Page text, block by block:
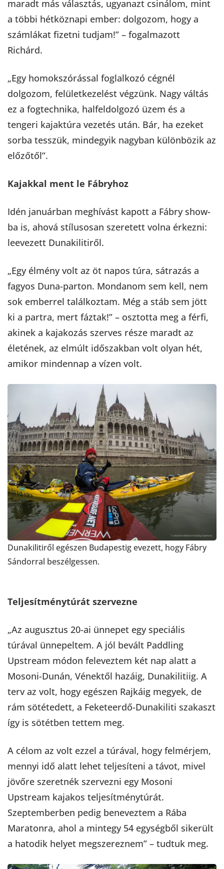
maradt más választás, ugyanazt csinálom, mint
a többi hétköznapi ember: dolgozom, hogy a
számlákat fizetni tudjam!” – fogalmazott
Richárd.
„Egy homokszórással foglalkozó cégnél
dolgozom, felületkezelést végzünk. Nagy váltás
ez a fogtechnika, halfeldolgozó üzem és a
tengeri kajaktúra vezetés után. Bár, ha ezeket
sorba tesszük, mindegyik nagyban különbözik az
előzőtől”.
Kajakkal ment le Fábryhoz
Idén januárban meghívást kapott a Fábry show-
ba is, ahová stílusosan szeretett volna érkezni:
leevezett Dunakilitiről.
„Egy élmény volt az öt napos túra, sátrazás a
fagyos Duna-parton. Mondanom sem kell, nem
sok emberrel találkoztam. Még a stáb sem jött
ki a partra, mert fáztak!” – osztotta meg a férfi,
akinek a kajakozás szerves része maradt az
életének, az elmúlt időszakban volt olyan hét,
amikor mindennap a vízen volt.
Dunakilitiről egészen Budapestig evezett, hogy Fábry
Sándorral beszélgessen.
Teljesítménytúrát szervezne
„Az augusztus 20-ai ünnepet egy speciális
túrával ünnepeltem. A jól bevált Paddling
Upstream módon feleveztem két nap alatt a
Mosoni-Dunán, Vénektől hazáig, Dunakilitiig. A
terv az volt, hogy egészen Rajkáig megyek, de
rám sötétedett, a Feketeerdő-Dunakiliti szakaszt
így is sötétben tettem meg.
A célom az volt ezzel a túrával, hogy felmérjem,
mennyi idő alatt lehet teljesíteni a távot, mivel
jövőre szeretnék szervezni egy Mosoni
Upstream kajakos teljesítménytúrát.
Szeptemberben pedig beneveztem a Rába
Maratonra, ahol a mintegy 54 egységből sikerült
a hatodik helyet megszereznem” – tudtuk meg.